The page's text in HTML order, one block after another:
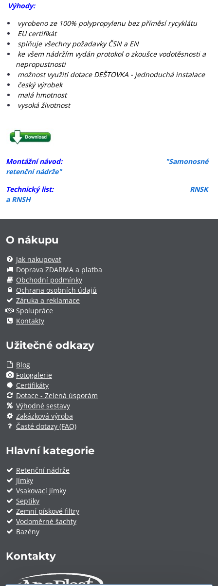
Výhody:
vyrobeno ze 100% polypropylenu bez příměsí rycyklátu
EU certifikát
splňuje všechny požadavky ČSN a EN
ke všem nádržím vydán protokol o zkoušce vodotěsnosti a
nepropustnosti
možnost využití dotace DEŠTOVKA - jednoduchá instalace
český výrobek
malá hmotnost
vysoká životnost
Montážní návod:
"Samonosné
retenční nádrže"
Technický list:
RNSK
a RNSH
O nákupu
Jak nakupovat
Doprava ZDARMA a platba
Obchodní podmínky
Ochrana osobních údajů
Záruka a reklamace
Spolupráce
Kontakty
Užitečné odkazy
Blog
Fotogalerie
Certifikáty
Dotace - Zelená úsporám
Výhodné sestavy
Zakázková výroba
Časté dotazy (FAQ)
Hlavní kategorie
Retenční nádrže
Jímky
Vsakovací jímky
Septiky
Zemní pískové filtry
Vodoměrné šachty
Bazény
Kontakty